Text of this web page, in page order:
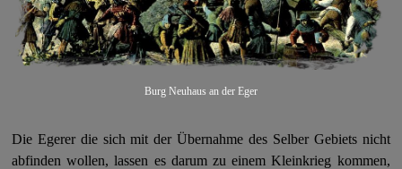
Burg Neuhaus an der Eger
Die Egerer die sich mit der Übernahme des Selber Gebiets nicht
abfinden wollen, lassen es darum zu einem Kleinkrieg kommen,